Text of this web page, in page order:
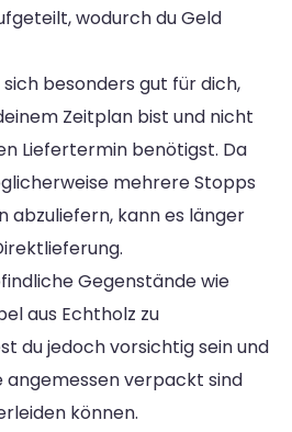
wodurch du Geld
besonders gut für dich,
Zeitplan bist und nicht
Liefertermin benötigst. Da
mehrere Stopps
abzuliefern, kann es länger
Gegenstände wie
aus Echtholz zu
du jedoch vorsichtig sein und
angemessen verpackt sind
können.